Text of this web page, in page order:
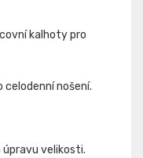
kalhoty pro
nošení.
velikosti.